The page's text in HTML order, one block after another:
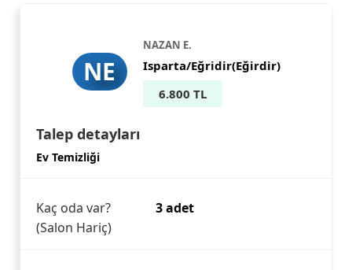
NE
NAZAN E.
Isparta/Eğridir(Eğirdir)
6.800 TL
Talep detayları
Ev Temizliği
Kaç oda var?
(Salon Hariç)
3 adet